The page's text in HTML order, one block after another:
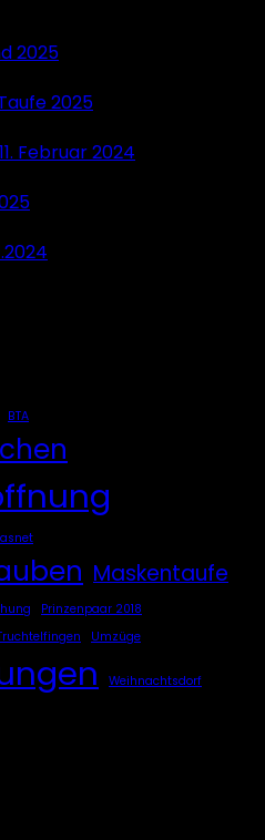
2025
2025
Februar 2024
BTA
Maskentaufe
Prinzenpaar 2018
Umzüge
Weihnachtsdorf